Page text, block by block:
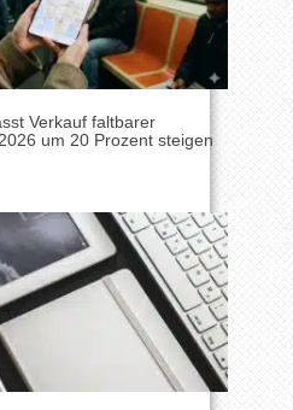
Verkauf faltbarer
um 20 Prozent steigen